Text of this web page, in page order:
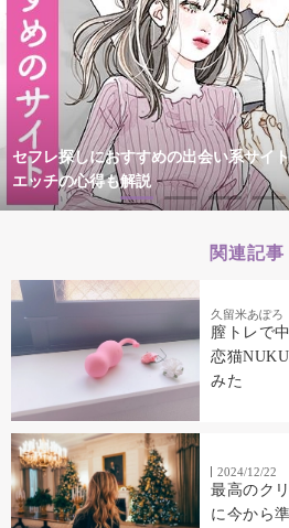
セフレ探しにおすすめの出会い系サイ
エッチの心得も解説
関連記事
久留米あぽろ
膣トレで
恋猫
みた
2024/12/22
最高のク
に今から